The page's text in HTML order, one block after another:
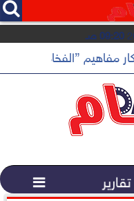

09:20 صـ
مفاهيم ”الفخامة
تقارير 